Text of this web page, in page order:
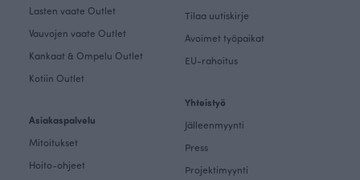
Lasten vaate Outlet
Vauvojen vaate Outlet
Kankaat & Ompelu Outlet
Kotiin Outlet
Asiakaspalvelu
Mitoitukset
Hoito-ohjeet
Tilaa uutiskirje
Avoimet työpaikat
EU-rahoitus
Yhteistyö
Jälleenmyynti
Press
Projektimyynti